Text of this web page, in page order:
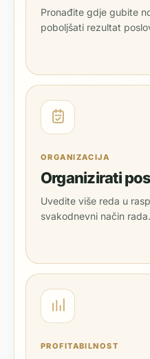
Pronađite gdje gubite
poboljšati rezultat
ORGANIZACIJA
Organizirati
Uvedite više reda u
svakodnevni način rada.
PROFITABILNOST